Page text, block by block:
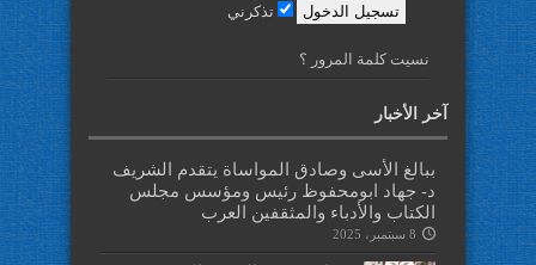
تذكرني
نسيت كلمة المرور ؟
آخر الأخبار
ببالغ الأسى وصادق المواساة يتقدم الشريف
د- جهاد ابومحفوظ رئيس ومؤسس مجلس
الكتاب والأدباء والمثقفين العرب
8 سبتمبر، 2025